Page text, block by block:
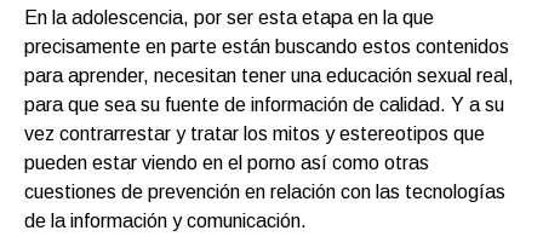
En la adolescencia, por ser esta etapa en la que
precisamente en parte están buscando estos contenidos
para aprender, necesitan tener una educación sexual real,
para que sea su fuente de información de calidad. Y a su
vez contrarrestar y tratar los mitos y estereotipos que
pueden estar viendo en el porno así como otras
cuestiones de prevención en relación con las tecnologías
de la información y comunicación.